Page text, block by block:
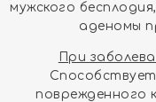
мужского
аденомы
При
поврежденного